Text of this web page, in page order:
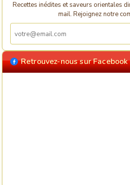
Recettes inédites et saveurs orientales
mail. Rejoignez notre
Retrouvez-nous sur Facebook